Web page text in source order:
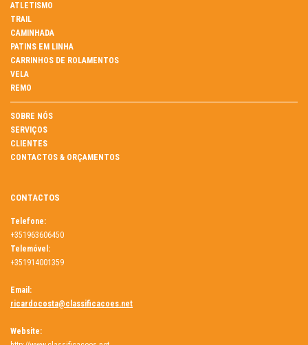
ATLETISMO
TRAIL
CAMINHADA
PATINS EM LINHA
CARRINHOS DE ROLAMENTOS
VELA
REMO
SOBRE NÓS
SERVIÇOS
CLIENTES
CONTACTOS & ORÇAMENTOS
CONTACTOS
Telefone:
+351963606450
Telemóvel:
+351914001359
Email:
ricardocosta@classificacoes.net
Website: